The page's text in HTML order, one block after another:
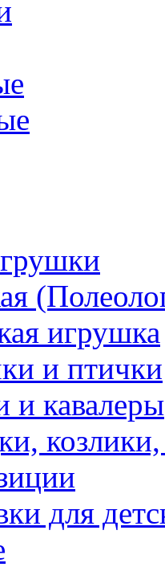
игрушка
и птички
и кавалеры
для